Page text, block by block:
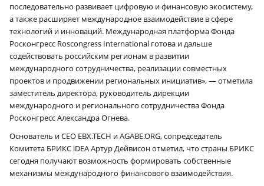
последовательно развивает цифровую и финансовую экосистему,
а также расширяет международное взаимодействие в сфере
технологий и инноваций. Международная платформа Фонда
Росконгресс Roscongress International готова и дальше
содействовать российским регионам в развитии
международного сотрудничества, реализации совместных
проектов и продвижении региональных инициатив», — отметила
заместитель директора, руководитель дирекции
международного и регионального сотрудничества Фонда
Росконгресс Александра Огнева.
Основатель и CEO EBX.TECH и AGABE.ORG, сопредседатель
Комитета БРИКС iDEA Артур Дейвисон отметил, что страны БРИКС
сегодня получают возможность формировать собственные
механизмы международного финансового взаимодействия.